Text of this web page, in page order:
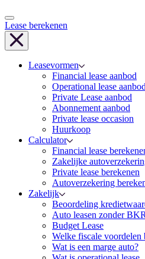
Lease berekenen
Leasevormen
Financial lease aanbod
Operational lease aanbod
Private Lease aanbod
Abonnement aanbod
Private lease occasion
Huurkoop
Calculator
Financial lease
Zakelijke
Private lease berekenen
Autoverzekering
Zakelijk
Beoordeling
Auto leasen zonder BKR
Budget Lease
Welke fiscale voordelen
Wat is een marge auto?